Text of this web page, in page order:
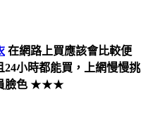
在網路上買應該會比較便
24小時都能買，上網慢慢挑
臉色 ★★★